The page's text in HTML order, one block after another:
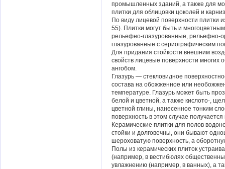
промышленных зданий, а также для
плитки для облицовки цоколей и
По виду лицевой поверхности плитки
55). Плитки могут быть и
рельефно-глазурованные, рельефно-
глазурованные с сериографическим
Для придания стойкости внешним
свойств лицевые поверхности многих
ангобом.
Глазурь — стекловидное
состава на обожженное или
температуре. Глазурь может быть
белой и цветной, а также кислото-,
цветной глины, нанесенное тонким
поверхность в этом случае
Керамические плитки для полов
стойки и долговечны, они бывают
шероховатую поверхность, а
Полы из керамических плиток
(например, в вестибюлях
увлажнению (например, в ванных), а